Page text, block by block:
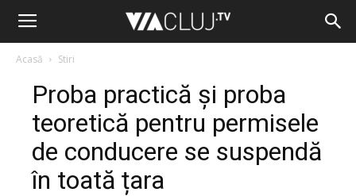
Acasă Stiri
Proba practică și proba
teoretică pentru permisele
de conducere se suspendă
în toată țara